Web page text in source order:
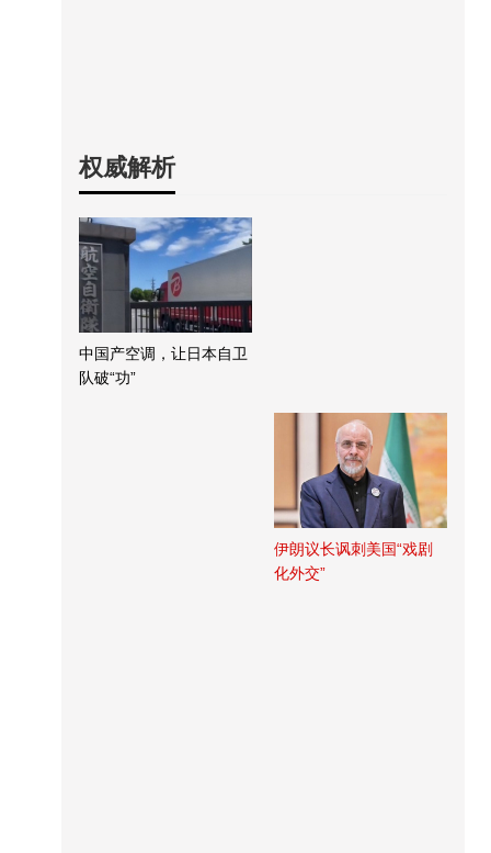
权威解析
中国产空调，让日本自卫
队破“功”
伊朗议长讽刺美国“戏剧
化外交”